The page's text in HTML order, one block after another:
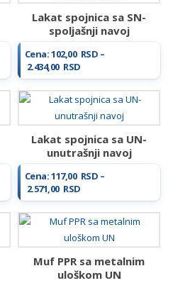
Lakat spojnica sa SN-
spoljašnji navoj
Cena:102,00 RSD –
2.434,00 RSD
Raspon
cena:
od
102,00 RSD
2.434,00 RSD
Lakat spojnica sa UN-
unutrašnji navoj
Cena:117,00 RSD –
2.571,00 RSD
Raspon
cena:
od
117,00 RSD
2.571,00 RSD
Muf PPR sa metalnim
uloškom UN